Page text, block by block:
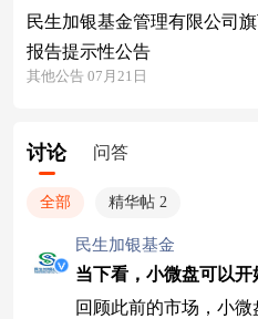
民生加银基金管理有限公司
报告提示性公告
其他公告 07月21日
讨论 问答
全部 精华帖 2
民生加银基金
当下看，小微盘可以开
回顾此前的市场，小